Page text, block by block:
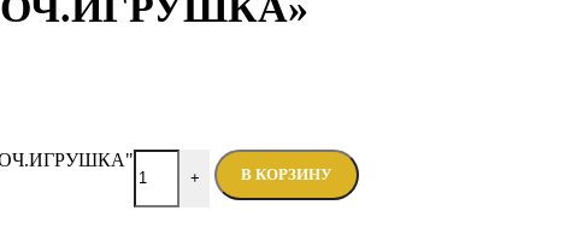
+ В КОРЗИНУ